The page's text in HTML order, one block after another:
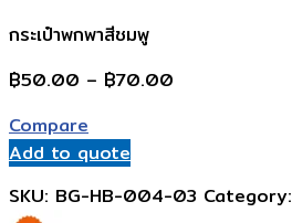
กระเป๋าพกพาสีชมพู
฿50.00 – ฿70.00
฿70.00
Compare
Add to quote
SKU: BG-HB-004-03 Category: